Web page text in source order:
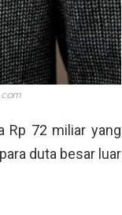
Rp 72 miliar yang
duta besar luar